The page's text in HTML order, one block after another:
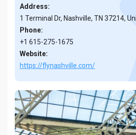
Address:
1 Terminal Dr, Nashville, TN 37214,
Phone:
+1 615-275-1675
Website:
https://flynashville.com/